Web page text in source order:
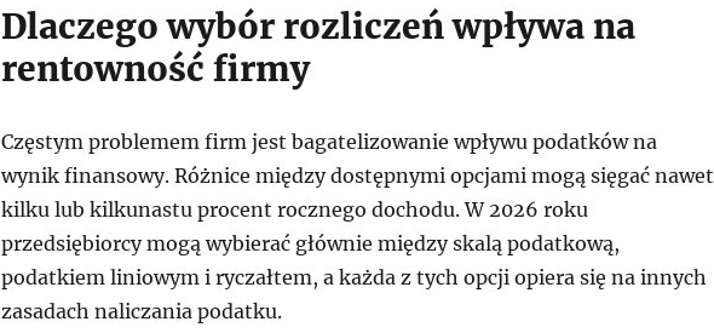
Dlaczego wybór rozliczeń wpływa na
rentowność firmy
Częstym problemem firm jest bagatelizowanie wpływu podatków na
wynik finansowy. Różnice między dostępnymi opcjami mogą sięgać nawet
kilku lub kilkunastu procent rocznego dochodu. W 2026 roku
przedsiębiorcy mogą wybierać głównie między skalą podatkową,
podatkiem liniowym i ryczałtem, a każda z tych opcji opiera się na innych
zasadach naliczania podatku.